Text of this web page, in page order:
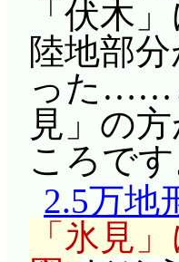
「伏木
陸地部
った……
見」の
ころです
2.5万地
「氷見